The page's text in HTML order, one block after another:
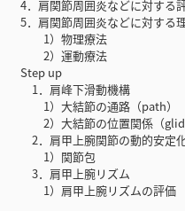
4．肩関節周囲炎などに対する
5．肩関節周囲炎などに対する
1）物理療法
2）運動療法
Step up
1．肩峰下滑動機構
1）大結節の通路（path）
2）大結節の位置関係（glide
2．肩甲上腕関節の動的安定
1）関節包
3．肩甲上腕リズム
1）肩甲上腕リズムの評価